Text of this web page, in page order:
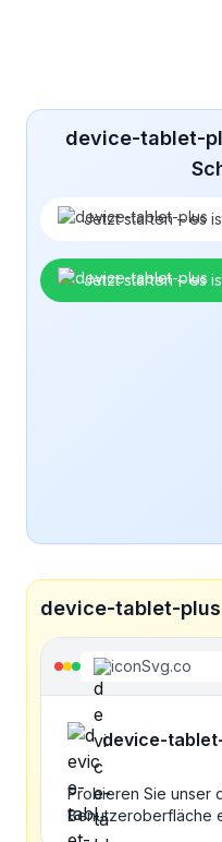
device-tablet-
Jetzt starten – es
Jetzt starten – es
device-tablet-plus
iconSvg.co
device-
Probieren Sie unser
Benutzeroberfläche